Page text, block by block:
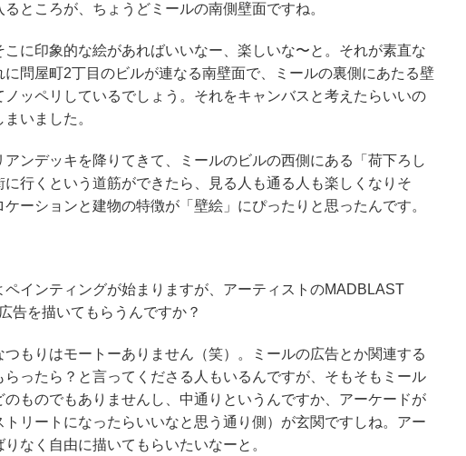
ところが、ちょうどミールの南側壁面ですね。
こに印象的な絵があればいいなー、楽しいな〜と。それが素直な
問屋町2丁目のビルが連なる南壁面で、ミールの裏側にあたる壁
ッペリしているでしょう。それをキャンバスと考えたらいいの
いました。
ンデッキを降りてきて、ミールのビルの西側にある「荷下ろし
行くという道筋ができたら、見る人も通る人も楽しくなりそ
ーションと建物の特徴が「壁絵」にぴったりと思ったんです。
インティングが始まりますが、アーティストのMADBLAST
告を描いてもらうんですか？
つもりはモートーありません（笑）。ミールの広告とか関連する
ったら？と言ってくださる人もいるんですが、そもそもミール
ものでもありませんし、中通りというんですか、アーケードが
リートになったらいいなと思う通り側）が玄関ですしね。アー
なく自由に描いてもらいたいなーと。